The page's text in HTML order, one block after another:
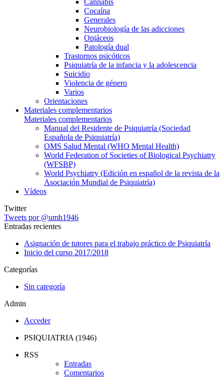
Cocaína
Generales
Neurobiología de las adicciones
Opiáceos
Patología dual
Trastornos psicóticos
Psiquiatría de la infancia y la adolescencia
Suicidio
Violencia de género
Varios
Orientaciones
Materiales complementarios
Materiales complementarios
Manual del Residente de Psiquiatría (Sociedad
Española de Psiquiatría)
OMS Salud Mental (WHO Mental Health)
World Federation of Societies of Biological Psychiatry
(WFSBP)
World Psychiatry (Edición en español de la revista de la
Asociación Mundial de Psiquiatría)
Vídeos
Twitter
Tweets por @umh1946
Entradas recientes
Asignación de tutores para el trabajo práctico de Psiquiatría
Inicio del curso 2017/2018
Categorías
Sin categoría
Admin
Acceder
PSIQUIATRIA (1946)
RSS
Entradas
Comentarios